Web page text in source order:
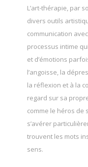
L’art-thérapie, par
divers outils
communication
processus intime
et d’émotions
l’angoisse, la
la réflexion et à la
regard sur sa
comme le héros de
s’avérer
trouvent les mots
sens.